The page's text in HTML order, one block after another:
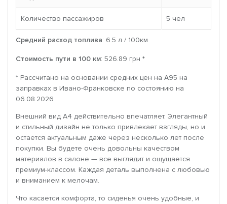
Количество пассажиров 5 чел
Средний расход топлива: 6.5 л / 100км
Стоимость пути в 100 км: 526.89 грн *
* Рассчитано на основании средних цен на A95 на
заправках в Ивано-Франковске по состоянию на
06.08.2026
Внешний вид A4 действительно впечатляет. Элегантный
и стильный дизайн не только привлекает взгляды, но и
остается актуальным даже через несколько лет после
покупки. Вы будете очень довольны качеством
материалов в салоне — все выглядит и ощущается
премиум-классом. Каждая деталь выполнена с любовью
и вниманием к мелочам.
Что касается комфорта, то сиденья очень удобные, и